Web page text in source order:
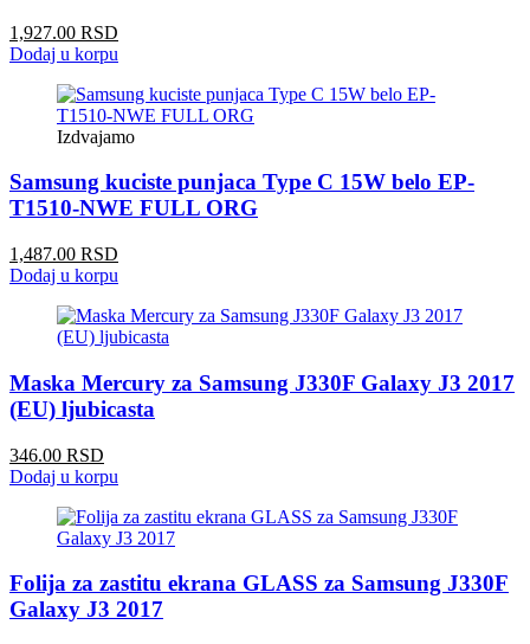
1,927.00 RSD
Dodaj u korpu
Izdvajamo
Samsung kuciste punjaca Type C 15W belo EP-
T1510-NWE FULL ORG
1,487.00 RSD
Dodaj u korpu
Maska Mercury za Samsung J330F Galaxy J3 2017
(EU) ljubicasta
346.00 RSD
Dodaj u korpu
Folija za zastitu ekrana GLASS za Samsung J330F
Galaxy J3 2017